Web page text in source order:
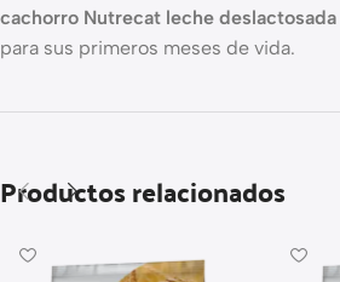
cachorro Nutrecat leche deslactosada
para sus primeros meses de vida.
Productos relacionados